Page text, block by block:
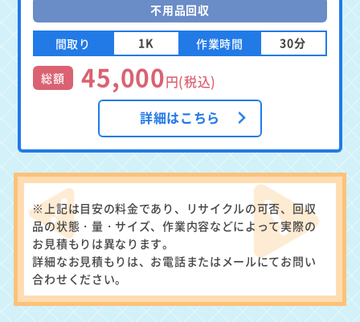
不用品回収
間取り 1K 作業時間 30分
総額 45,000円(税込)
詳細はこちら
※上記は目安の料金であり、リサイクルの可否、回収
品の状態・量・サイズ、作業内容などによって実際の
お見積もりは異なります。
詳細なお見積もりは、お電話またはメールにてお問い
合わせください。